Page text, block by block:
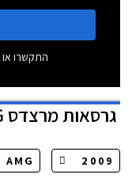
התקשרו או
גרסאותמרצדס C AMG סדאן